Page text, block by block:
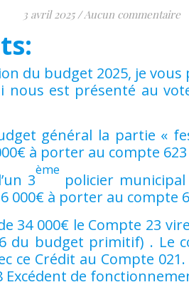
3 avril 2025 /Aucun commentaire
du budget 2025, je
nous est présenté au
général la partie «
à porter au compte
3
ème
policier municipal
000€ à porter au compte
34 000€ le Compte 23
du budget primitif) . Le
ce Crédit au Compte
de